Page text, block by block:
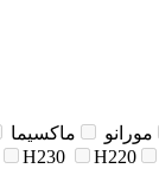
مورانو ماكسيما
H230 H220